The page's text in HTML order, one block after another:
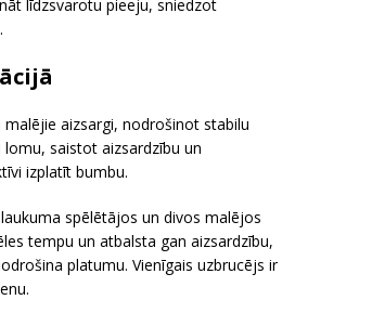
līdzsvarotu pieeju, sniedzot
aizsargi, nodrošinot stabilu
saistot aizsardzību un
izplatīt bumbu.
spēlētājos un divos malējos
tempu un atbalsta gan aizsardzību,
platumu. Vienīgais uzbrucējs ir